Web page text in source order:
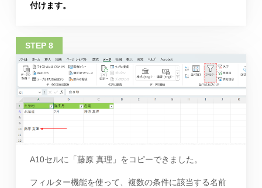
付けます。
A10セルに「藤原 真理」をコピーできました。
フィルター機能を使って、複数の条件に該当する名前